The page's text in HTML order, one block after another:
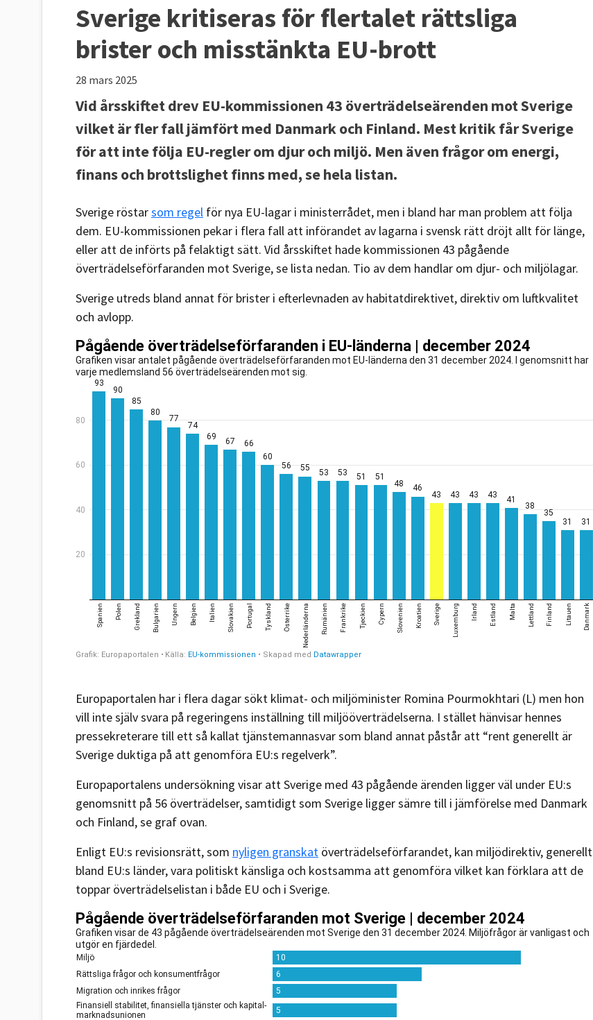
Sverige kritiseras för flertalet rättsliga
brister och misstänkta EU-brott
28 mars 2025
Vid årsskiftet drev EU-kommissionen 43 överträdelseärenden mot Sverige
vilket är fler fall jämfört med Danmark och Finland. Mest kritik får Sverige
för att inte följa EU-regler om djur och miljö. Men även frågor om energi,
finans och brottslighet finns med, se hela listan.
Sverige röstarsom regel för nya EU-lagar i ministerrådet, men i bland har man problem att följa
dem. EU-kommissionen pekar i flera fall att införandet av lagarna i svensk rätt dröjt allt för länge,
eller att de införts på felaktigt sätt. Vid årsskiftet hade kommissionen 43 pågående
överträdelseförfaranden mot Sverige, se lista nedan. Tio av dem handlar om djur- och miljölagar.
Sverige utreds bland annat för brister i efterlevnaden av habitatdirektivet, direktiv om luftkvalitet
och avlopp.
Europaportalen har i flera dagar sökt klimat- och miljöminister Romina Pourmokhtari (L) men hon
vill inte själv svara på regeringens inställning till miljööverträdelserna. I stället hänvisar hennes
pressekreterare till ett så kallat tjänstemannasvar som bland annat påstår att “rent generellt är
Sverige duktiga på att genomföra EU:s regelverk”.
Europaportalens undersökning visar att Sverige med 43 pågående ärenden ligger väl under EU:s
genomsnitt på 56 överträdelser, samtidigt som Sverige ligger sämre till i jämförelse med Danmark
och Finland, se graf ovan.
Enligt EU:s revisionsrätt, som nyligen granskat överträdelseförfarandet, kan miljödirektiv, generellt
bland EU:s länder, vara politiskt känsliga och kostsamma att genomföra vilket kan förklara att de
toppar överträdelselistan i både EU och i Sverige.